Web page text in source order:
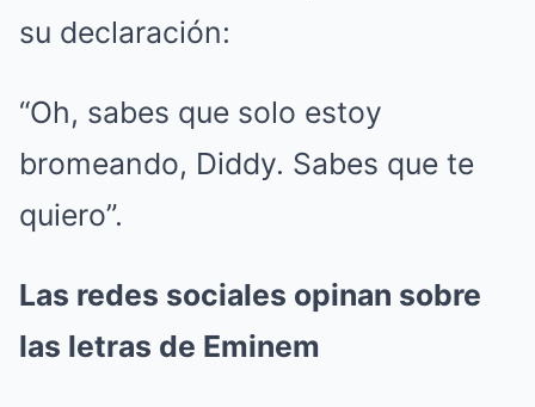
su declaración:
“Oh, sabes que solo estoy
bromeando, Diddy. Sabes que te
quiero”.
Las redes sociales opinan sobre
las letras de Eminem